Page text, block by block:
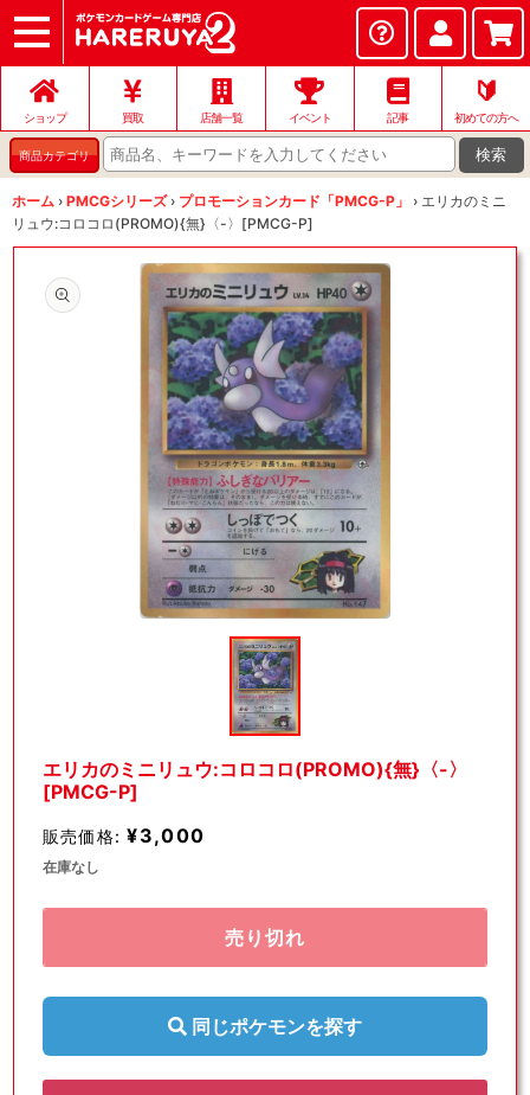
ショップ
店頭買取
ネット買取
店舗一覧
イベント
お問い合わせ
ショップ 買取 店舗一覧 イベント 記事
🔰
初めての方へ
商品カテゴリ 検索
ホーム › PMCGシリーズ › プロモーションカード「PMCG-P」 › エリカのミニ
リュウ:コロコロ(PROMO){無}〈-〉[PMCG-P]
ィ
ア
を
開
エリカのミニリュウ:コロコロ(PROMO){無}〈-〉
[PMCG-P]
販売価格: ¥3,000
在庫なし
売り切れ
同じポケモンを探す